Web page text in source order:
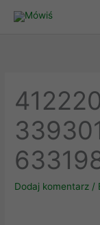
Dodaj komentarz /